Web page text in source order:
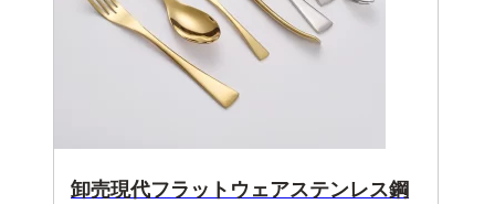
卸売現代フラットウェアステンレス鋼